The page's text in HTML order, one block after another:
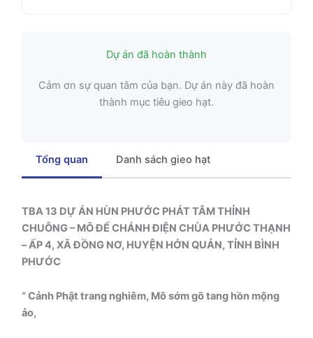
Dự án đã hoàn thành
Cảm ơn sự quan tâm của bạn. Dự án này đã hoàn
thành mục tiêu gieo hạt.
Tổng quan Danh sách gieo hạt
TBA 13 DỰ ÁN HÙN PHƯỚC PHÁT TÂM THỈNH
CHUÔNG – MÕ ĐỂ CHÁNH ĐIỆN CHÙA PHƯỚC THẠNH
– ẤP 4, XÃ ĐỒNG NƠ, HUYỆN HỚN QUẢN, TỈNH BÌNH
PHƯỚC
“ Cảnh Phật trang nghiêm, Mõ sớm gõ tang hồn mộng
ảo,